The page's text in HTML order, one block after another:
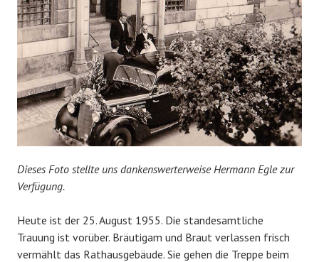
Dieses Foto stellte uns dankenswerterweise Hermann Egle zur
Verfügung.
Heute ist der 25. August 1955. Die standesamtliche
Trauung ist vorüber. Bräutigam und Braut verlassen frisch
vermählt das Rathausgebäude. Sie gehen die Treppe beim